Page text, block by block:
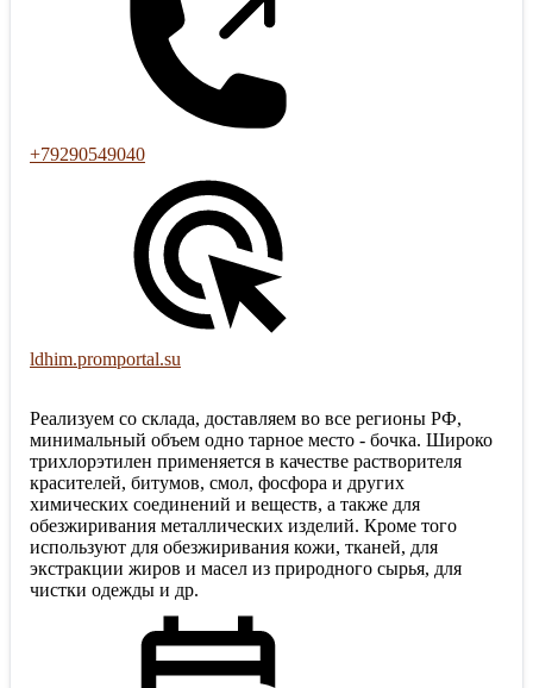
+79290549040
ldhim.promportal.su
Реализуем со склада, доставляем во все регионы РФ,
минимальный объем одно тарное место - бочка. Широко
трихлорэтилен применяется в качестве растворителя
красителей, битумов, смол, фосфора и других
химических соединений и веществ, а также для
обезжиривания металлических изделий. Кроме того
используют для обезжиривания кожи, тканей, для
экстракции жиров и масел из природного сырья, для
чистки одежды и др.